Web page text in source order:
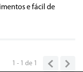
e fácil de
1 - 1de 1